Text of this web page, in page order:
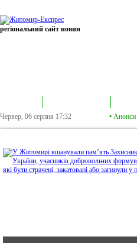
регіональний сайт новин
Червер, 06 серпня 17:32 • Анонси